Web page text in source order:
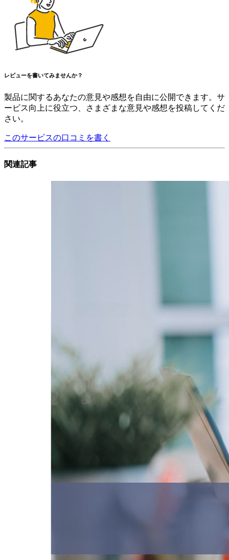
レビューを書いてみませんか？
製品に関するあなたの意見や感想を自由に公開できます。サ
ービス向上に役立つ、さまざまな意見や感想を投稿してくだ
さい。
このサービスの口コミを書く
関連記事